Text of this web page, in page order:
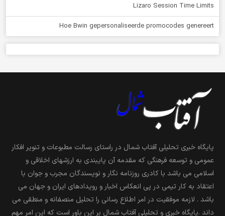
Lizaro Session Time Limits
Hoe Bwin gepersonaliseerde promocodes genereert
پایگاه خبری تحلیلی آفتاب شمال در راستای رسالت مطبوعات و تنویر افکار
عمومی و توسعه فرهنگی که مقدمه آن پایبندی به ارزشهای اخلاقی و
اسلامی می باشد با کادری روزنامه نگار و نویسندگان مجرب و جوان با
اعتقاد به کار تیمی در پی انعکاس اخبار و رویدادهای ایران و جهان می
باشد . لازمه موفقیت در امر اطلاع رسانی را تحلیل منصفانه و منطقی می
داند .پایگاه خبری و تحلیلی آفتاب شمال بر این باور است که این امر مهم